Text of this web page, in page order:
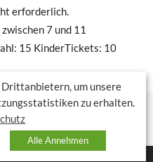
erforderlich.
7 und 11
15 KinderTickets: 10
um unsere
zu erhalten.
Alle Annehmen